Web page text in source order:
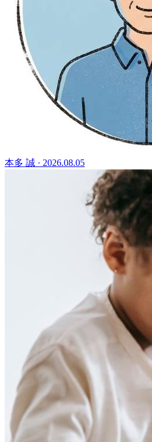
本多 誠 · 2026.08.05